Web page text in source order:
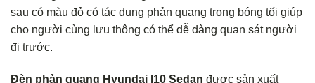
sau có màu đỏ có tác dụng phản quang trong bóng tối giúp
cho người cùng lưu thông có thể dễ dàng quan sát người
đi trước.
Đèn phản quang Hyundai I10 Sedan được sản xuất